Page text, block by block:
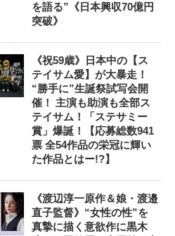
を語る”《日本興収70億円
突破》
《祝59歳》日本中の【ス
テイサム愛】が大暴走！
“勝手に”生誕祭試写会開
催！ 主演も助演も全部ス
テイサム！「ステサミー
賞」爆誕！【応募総数941
票 全54作品の栄冠に輝い
た作品とはー!?】
《渡辺淳一原作＆娘・渡邉
直子監督》“女性の性”を
真摯に描く意欲作に黒木